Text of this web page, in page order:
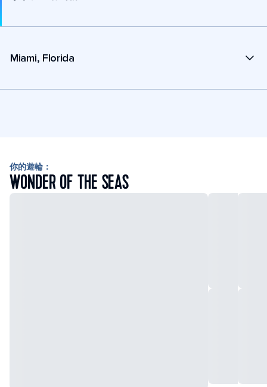
Miami, Florida
你的遊輪：
WONDER OF THE SEAS